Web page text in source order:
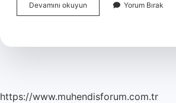
Devamını okuyun
Kedinin
Yorum Bırak
https://www.muhendisforum.com.tr